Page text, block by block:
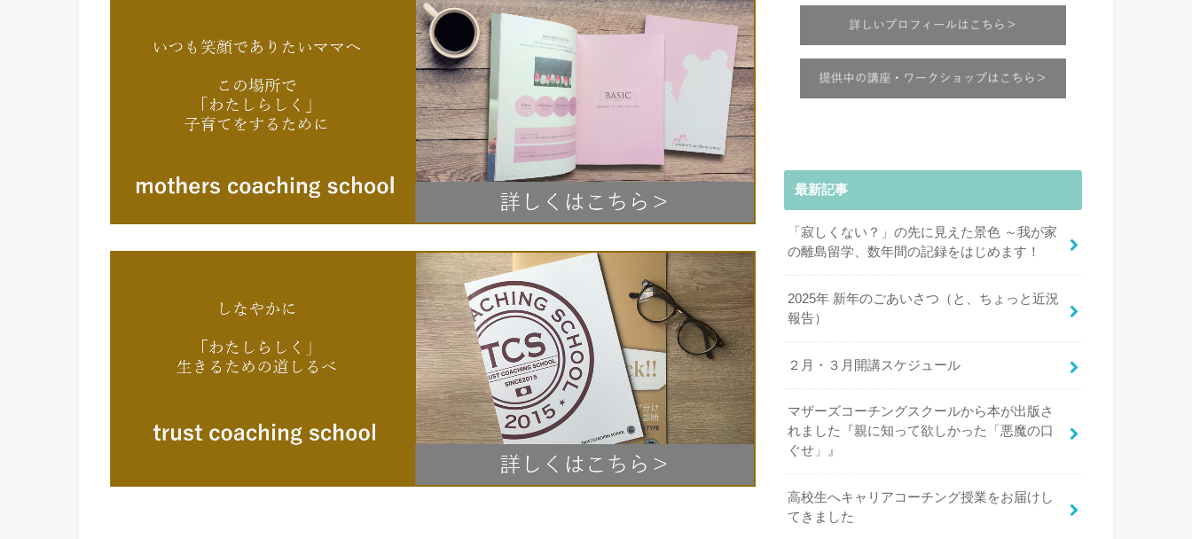
最新記事
「寂しくない？」の先に見えた景色 ～我が家
の離島留学、数年間の記録をはじめます！
2025年 新年のごあいさつ（と、ちょっと近況
報告）
２月・３月開講スケジュール
マザーズコーチングスクールから本が出版さ
れました『親に知って欲しかった「悪魔の口
ぐせ」』
高校生へキャリアコーチング授業をお届けし
てきました